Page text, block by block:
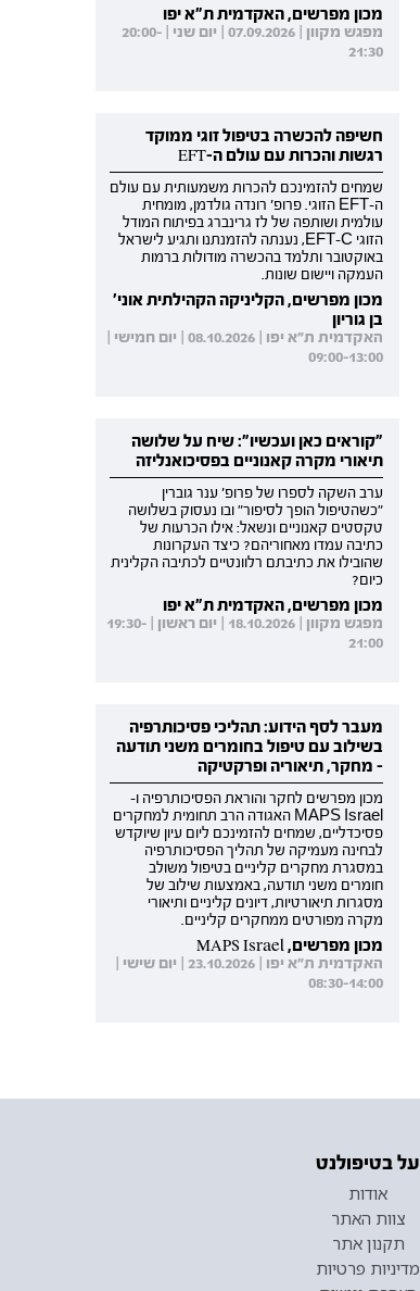
מכון מפרשים, האקדמית ת"א יפו
מפגש מקוון | 07.09.2026 | יום שני | 20:00-
21:30
חשיפה להכשרה בטיפול זוגי ממוקד
רגשות והכרות עם עולם ה-EFT
שמחים להזמינכם להכרות משמעותית עם עולם
ה-EFT הזוגי. פרופ' רונדה גולדמן, מומחית
עולמית ושותפה של לז גרינברג בפיתוח המודל
הזוגי EFT-C, נענתה להזמנתנו ותגיע לישראל
באוקטובר ותלמד בהכשרה מודולות ברמות
העמקה ויישום שונות.
מכון מפרשים, הקליניקה הקהילתית אוני'
בן גוריון
האקדמית ת"א יפו | 08.10.2026 | יום חמישי |
09:00-13:00
"קוראים כאן ועכשיו": שיח על שלושה
תיאורי מקרה קאנוניים בפסיכואנליזה
ערב השקה לספרו של פרופ' ענר גוברין
"כשהטיפול הופך לסיפור" ובו נעסוק בשלושה
טקסטים קאנוניים ונשאל: אילו הכרעות של
כתיבה עמדו מאחוריהם? כיצד העקרונות
שהובילו את כתיבתם רלוונטיים לכתיבה הקלינית
כיום?
מכון מפרשים, האקדמית ת"א יפו
מפגש מקוון | 18.10.2026 | יום ראשון | 19:30-
21:00
מעבר לסף הידוע: תהליכי פסיכותרפיה
בשילוב עם טיפול בחומרים משני תודעה
- מחקר, תיאוריה ופרקטיקה
מכון מפרשים לחקר והוראת הפסיכותרפיה ו-
MAPS Israel האגודה הרב תחומית למחקרים
פסיכדליים, שמחים להזמינכם ליום עיון שיוקדש
לבחינה מעמיקה של תהליך הפסיכותרפיה
במסגרת מחקרים קליניים בטיפול משולב
חומרים משני תודעה, באמצעות שילוב של
מסגרות תיאורטיות, דיונים קליניים ותיאורי
מקרה מפורטים ממחקרים קליניים.
מכון מפרשים, MAPS Israel
האקדמית ת"א יפו | 23.10.2026 | יום שישי |
08:30-14:00
על בטיפולנט
אודות
צוות האתר
תקנון אתר
מדיניות פרטיות